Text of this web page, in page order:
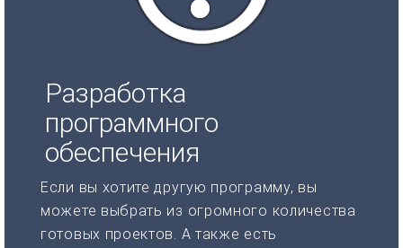
Разработка
программного
обеспечения
Если вы хотите другую программу, вы
можете выбрать из огромного количества
готовых проектов. А также есть